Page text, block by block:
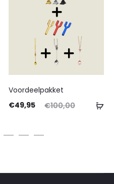
Voordeelpakket
€100,00
€49,95